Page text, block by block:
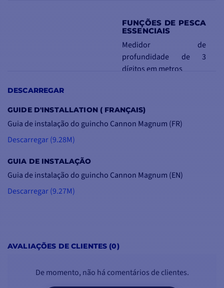
FUNÇÕES DE PESCA
ESSENCIAIS
Medidor de
profundidade de 3
dígitos em metros
cabo no final da subida
Desmontagem rápida:
Ergonomicamente
Controlo de iões
DESCARREGAR
GUIDE D'INSTALLATION ( FRANÇAIS)
Guia de instalação do guincho Cannon Magnum (FR)
Descarregar (9.28M)
GUIA DE INSTALAÇÃO
Guia de instalação do guincho Cannon Magnum (EN)
Descarregar (9.27M)
AVALIAÇÕES DE CLIENTES (0)
De momento, não há comentários de clientes.